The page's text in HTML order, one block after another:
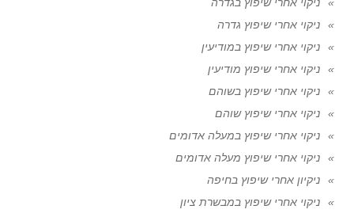
ניקוי אחרי שיפוץ גדרה
ניקוי אחרי שיפוץ במודיעין
ניקוי אחרי שיפוץ מודיעין
ניקוי אחרי שיפוץ בשוהם
ניקוי אחרי שיפוץ שוהם
ניקוי אחרי שיפוץ במעלה אדומים
ניקוי אחרי שיפוץ מעלה אדומים
ניקיון אחרי שיפוץ בחיפה
ניקוי אחרי שיפוץ במבשרת ציון